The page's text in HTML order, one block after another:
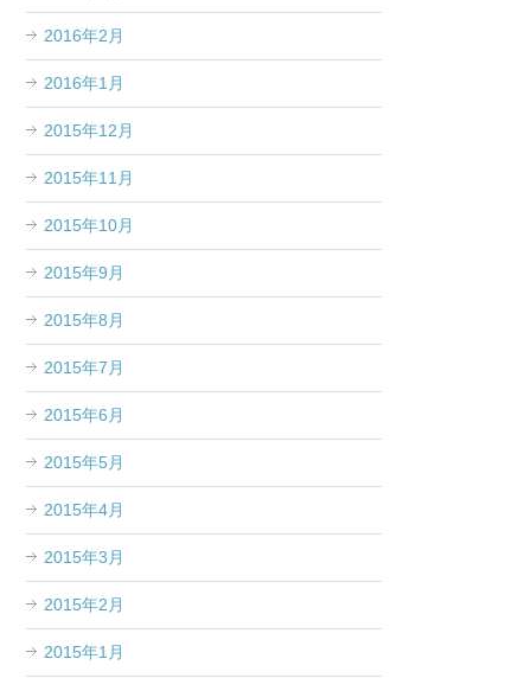
2016年2月
2016年1月
2015年12月
2015年11月
2015年10月
2015年9月
2015年8月
2015年7月
2015年6月
2015年5月
2015年4月
2015年3月
2015年2月
2015年1月